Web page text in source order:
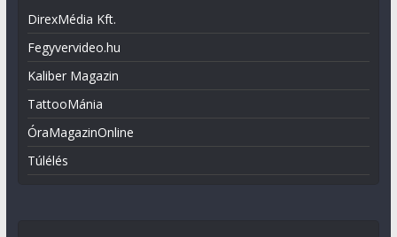
DirexMédia Kft.
Fegyvervideo.hu
Kaliber Magazin
TattooMánia
ÓraMagazinOnline
Túlélés